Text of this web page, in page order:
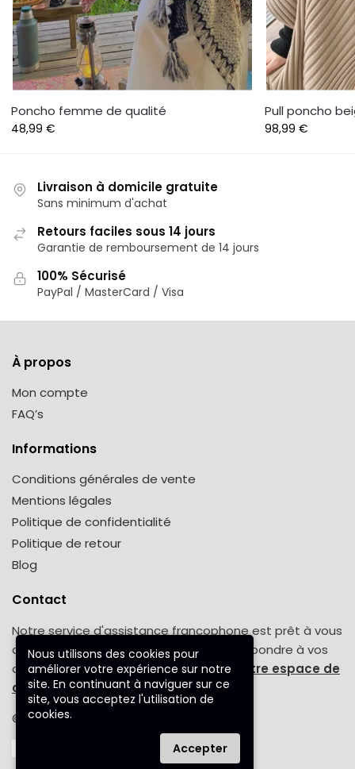
Poncho femme de qualité
48,99 €
Pull poncho
98,99 €
Livraison à domicile gratuite
Sans minimum d'achat
Retours faciles sous 14 jours
Garantie de remboursement de 14 jours
100% Sécurisé
PayPal / MasterCard / Visa
À propos
Mon compte
FAQ’s
Informations
Conditions générales de vente
Mentions légales
Politique de confidentialité
Politique de retour
Blog
Contact
Notre service d'assistance francophone est prêt à vous
aider tout au long de la semaine pour répondre à vos
demandes. Une question ? Venez sur
notre espace de
contact.
© 2023 poncho-femme.fr™
Nous utilisons des cookies pour
améliorer votre expérience sur notre
site. En continuant à naviguer sur ce
site, vous acceptez l'utilisation de
cookies.
Accepter